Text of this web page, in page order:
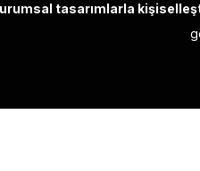
tasarımlarla